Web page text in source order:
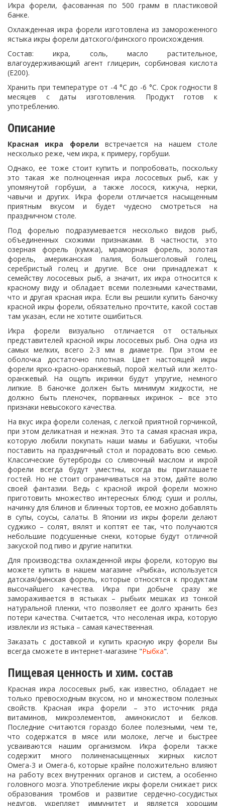
Икра форели, фасованная по 500 грамм в пластиковой
банке.
Охлажденная икра форели изготовлена из замороженного
ястыка икры форели датского/финского происхождения.
Состав: икра, соль, масло растительное,
влагоудерживающий агент глицерин, сорбиновая кислота
(Е200).
Хранить при температуре от -4 °С до -6 °С. Срок годности 8
месяцев с даты изготовления. Продукт готов к
употреблению.
Описание
Красная икра форели встречается на нашем столе
несколько реже, чем икра, к примеру, горбуши.
Однако, ее тоже стоит купить и попробовать, поскольку
это такая же полноценная икра лососевых рыб, как у
упомянутой горбуши, а также лосося, кижуча, нерки,
чавычи и других. Икра форели отличается насыщенным
приятным вкусом и будет чудесно смотреться на
праздничном столе.
Под форелью подразумевается несколько видов рыб,
объединенных схожими признаками. В частности, это
озерная форель (кумжа), мраморная форель, золотая
форель, американская палия, большеголовый голец,
серебристый голец и другие. Все они принадлежат к
семейству лососевых рыб, а значит, их икра относится к
красному виду и обладает всеми полезными качествами,
что и другая красная икра. Если вы решили купить баночку
красной икры форели, обязательно прочтите, какой состав
там указан, если не хотите ошибиться.
Икра форели визуально отличается от остальных
представителей красной икры лососевых рыб. Она одна из
самых мелких, всего 2-3 мм в диаметре. При этом ее
оболочка достаточно плотная. Цвет настоящей икры
форели ярко-красно-оранжевый, порой желтый или желто-
оранжевый. На ощупь икринки будут упругие, немного
липкие. В баночке должен быть минимум жидкости, не
должно быть пленочек, порванных икринок – все это
признаки невысокого качества.
На вкус икра форели соленая, с легкой приятной горчинкой,
при этом деликатная и нежная. Это та самая красная икра,
которую любили покупать наши мамы и бабушки, чтобы
поставить на праздничный стол и порадовать всю семью.
Классические бутерброды со сливочный маслом и икрой
форели всегда будут уместны, когда вы приглашаете
гостей. Но не стоит ограничиваться на этом, дайте волю
своей фантазии. Ведь с красной икрой форели можно
приготовить множество интересных блюд: суши и роллы,
начинку для блинов и блинных тортов, ее можно добавлять
в супы, соусы, салаты. В Японии из икры форели делают
суджико – солят, вялят и коптят ее так, что получаются
небольшие подсушенные снеки, которые будут отличной
закуской под пиво и другие напитки.
Для производства охлажденной икры форели, которую вы
можете купить в нашем магазине «Рыбка», используется
датская/финская форель, которые относятся к продуктам
высочайшего качества. Икра при добыче сразу же
замораживается в ястыках – рыбьих мешках из тонкой
натуральной пленки, что позволяет ее долго хранить без
потери качества. Считается, что несоленая икра, которую
извлекли из ястыка – самая качественная.
Заказать с доставкой и купить красную икру форели Вы
всегда сможете в интернет-магазине "Рыбка".
Пищевая ценность и хим. состав
Красная икра лососевых рыб, как известно, обладает не
только превосходным вкусом, но и множеством полезных
свойств. Красная икра форели – это источник ряда
витаминов, микроэлементов, аминокислот и белков.
Последние считаются гораздо более полезными, чем те,
что содержатся в мясе или молоке, легче и быстрее
усваиваются нашим организмом. Икра форели также
содержит много полиненасыщенных жирных кислот
Омега-3 и Омега-6, которые крайне положительно влияют
на работу всех внутренних органов и систем, а особенно
головного мозга. Употребление икры форели снижает риск
образования тромбов и развитие сердечно-сосудистых
недугов, укрепляет иммунитет и является хорошим